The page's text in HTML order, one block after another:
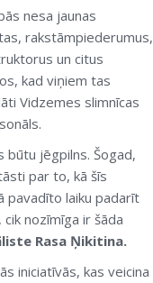
nesa jaunas
rakstāmpiederumus,
un citus
kad viņiem tas
Vidzemes slimnīcas
būtu jēgpilns. Šogad,
par to, kā šīs
pavadīto laiku padarīt
nozīmīga ir šāda
Rasa Ņikitina.
iniciatīvās, kas veicina